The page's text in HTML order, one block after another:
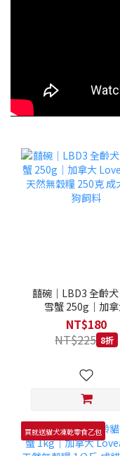
囍碗｜LBD3 全齡
雪蟹 250g｜加
Loveabowl 天然無
250克 成犬 無穀狗
NT$180
NT$225 8折
買就送貓犬凍乾零食乙包